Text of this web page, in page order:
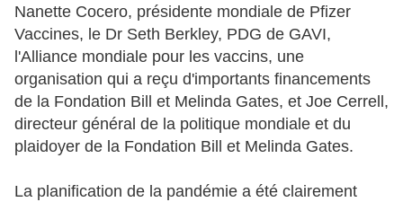
Nanette Cocero, présidente mondiale de Pfizer
Vaccines, le Dr Seth Berkley, PDG de GAVI,
l'Alliance mondiale pour les vaccins, une
organisation qui a reçu d'importants financements
de la Fondation Bill et Melinda Gates, et Joe Cerrell,
directeur général de la politique mondiale et du
plaidoyer de la Fondation Bill et Melinda Gates.
La planification de la pandémie a été clairement